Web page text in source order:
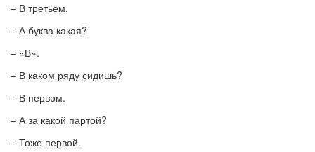
– В третьем.
– А буква какая?
– «В».
– В каком ряду сидишь?
– В первом.
– А за какой партой?
– Тоже первой.